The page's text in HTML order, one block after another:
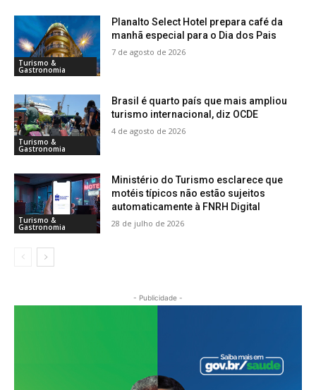
Turismo &
Gastronomia
Planalto Select Hotel prepara café da
manhã especial para o Dia dos Pais
7 de agosto de 2026
Turismo &
Gastronomia
Brasil é quarto país que mais ampliou
turismo internacional, diz OCDE
4 de agosto de 2026
Turismo &
Gastronomia
Ministério do Turismo esclarece que
motéis típicos não estão sujeitos
automaticamente à FNRH Digital
28 de julho de 2026
- Publicidade -